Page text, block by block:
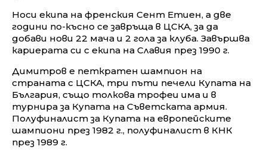
Носи екипа на френския Сент Етиен, а две
години по-късно се завръща в ЦСКА, за да
добави нови 22 мача и 2 гола за клуба. Завършва
кариерата си с екипа на Славия през 1990 г.
Димитров е петкратен шампион на
страната с ЦСКА, три пъти печели Купата на
България, също толкова трофеи има и в
турнира за Купата на Съветската армия.
Полуфиналист за Купата на европейските
шампиони през 1982 г., полуфиналист в КНК
през 1989 г.